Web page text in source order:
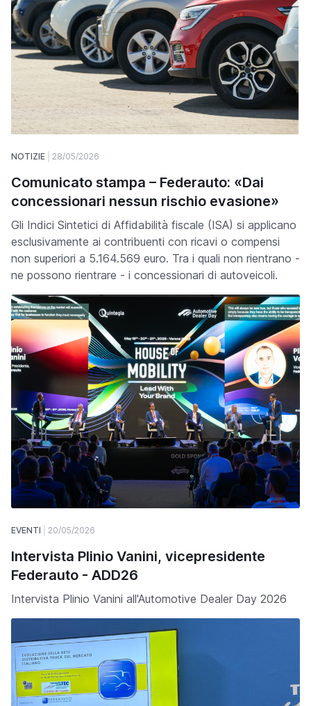
NOTIZIE 28/05/2026
Comunicato stampa – Federauto: «Dai
concessionari nessun rischio evasione»
Gli Indici Sintetici di Affidabilità fiscale (ISA) si applicano
esclusivamente ai contribuenti con ricavi o compensi
non superiori a 5.164.569 euro. Tra i quali non rientrano -
ne possono rientrare - i concessionari di autoveicoli.
EVENTI 20/05/2026
Intervista Plinio Vanini, vicepresidente
Federauto - ADD26
Intervista Plinio Vanini all'Automotive Dealer Day 2026